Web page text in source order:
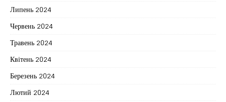
Липень 2024
Червень 2024
Травень 2024
Квітень 2024
Березень 2024
Лютий 2024